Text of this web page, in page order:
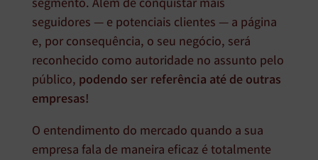
segmento. Além de conquistar mais
seguidores — e potenciais clientes — a página
e, por consequência, o seu negócio, será
reconhecido como autoridade no assunto pelo
público, podendo ser referência até de outras
empresas!
O entendimento do mercado quando a sua
empresa fala de maneira eficaz é totalmente